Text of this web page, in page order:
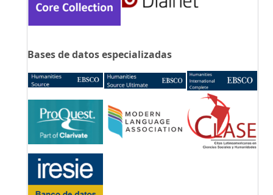
Bases de datos especializadas